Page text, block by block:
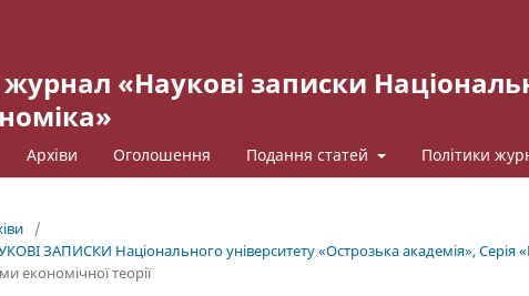
«Наукові записки
Архіви Оголошення Подання статей Політики
/
ЗАПИСКИ Національного університету «Острозька акаде­мія», Серія
економічної теорії